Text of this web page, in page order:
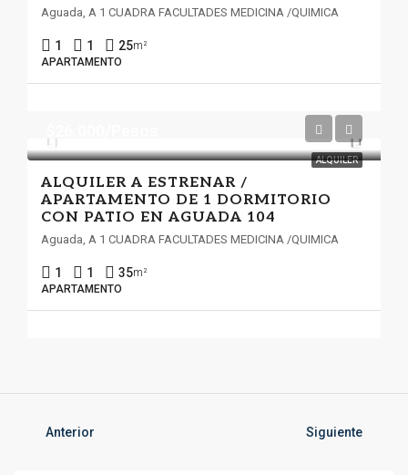
Aguada, A 1 CUADRA FACULTADES MEDICINA /QUIMICA
1 1 25m²
APARTAMENTO
ALQUILER
ALQUILER A ESTRENAR /
APARTAMENTO DE 1 DORMITORIO
CON PATIO EN AGUADA 104
Aguada, A 1 CUADRA FACULTADES MEDICINA /QUIMICA
1 1 35m²
APARTAMENTO
Anterior Siguiente